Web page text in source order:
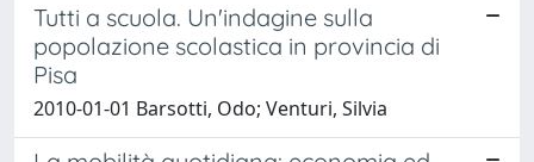
Tutti a scuola. Un'indagine sulla
popolazione scolastica in provincia di
Pisa
2010-01-01 Barsotti, Odo; Venturi, Silvia